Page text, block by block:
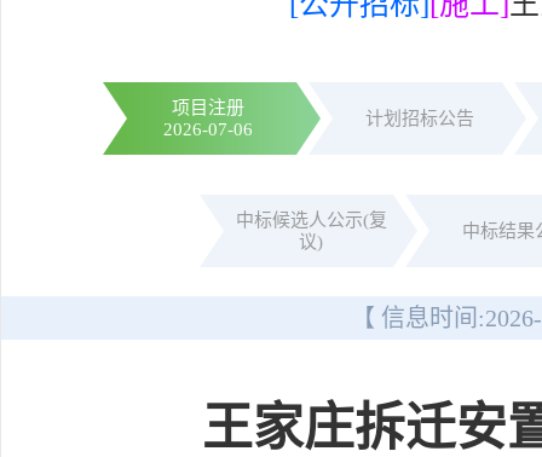
项目注册
2026-07-06
计划招标公告
中标候选人公示(复
议)
中标结果
【 信息时间:
王家庄拆迁安